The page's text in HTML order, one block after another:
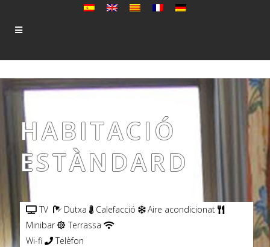
HABITACIÓ
ESTÀNDARD
TV Dutxa Calefacció
Aire acondicionat
Minibar
Terrassa
Wi-fi
Telèfon